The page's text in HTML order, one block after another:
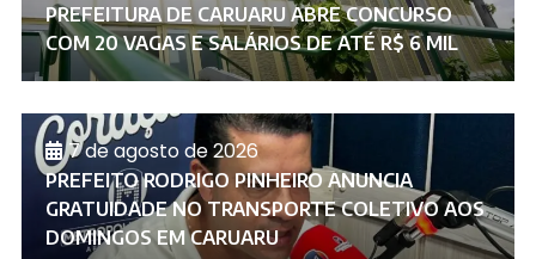
PREFEITURA DE CARUARU ABRE CONCURSO
COM 20 VAGAS E SALÁRIOS DE ATÉ R$ 6 MIL
7 de agosto de 2026
PREFEITO RODRIGO PINHEIRO ANUNCIA
GRATUIDADE NO TRANSPORTE COLETIVO AOS
DOMINGOS EM CARUARU